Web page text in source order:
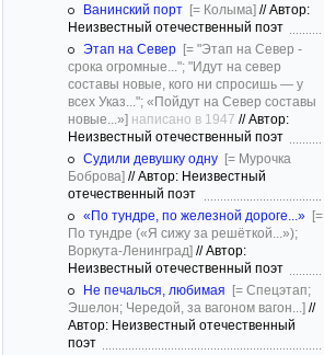
Ванинский порт [= Колыма] //Автор:
Неизвестный отечественный поэт
Этап на Север [= "Этап на Север -
срока огромные..."; "Идут на север
составы новые, кого ни спросишь — у
всех Указ..."; «Пойдут на Север составы
новые...»] написано в 1947 //Автор:
Неизвестный отечественный поэт
Судили девушку одну [= Мурочка
Боброва] //Автор: Неизвестный
отечественный поэт
«По тундре, по железной дороге...» [=
По тундре («Я сижу за решёткой...»);
Воркута-Ленинград] //Автор:
Неизвестный отечественный поэт
Не печалься, любимая [= Спецэтап;
Эшелон; Чередой, за вагоном вагон...] //
Автор: Неизвестный отечественный
поэт